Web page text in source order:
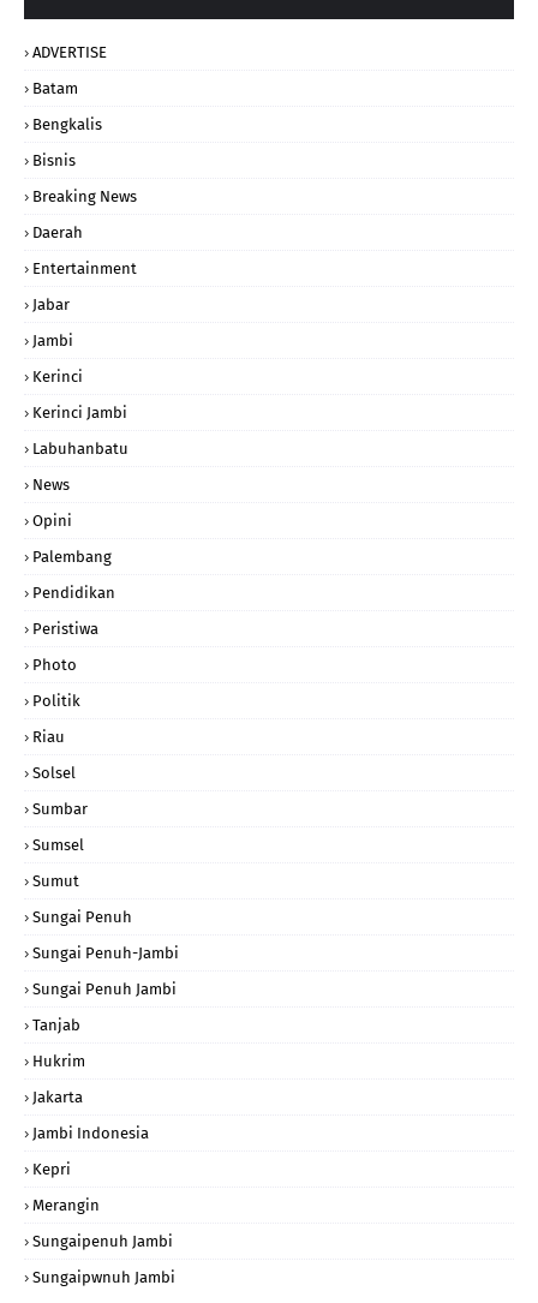
ADVERTISE
Batam
Bengkalis
Bisnis
Breaking News
Daerah
Entertainment
Jabar
Jambi
Kerinci
Kerinci Jambi
Labuhanbatu
News
Opini
Palembang
Pendidikan
Peristiwa
Photo
Politik
Riau
Solsel
Sumbar
Sumsel
Sumut
Sungai Penuh
Sungai Penuh-Jambi
Sungai Penuh Jambi
Tanjab
Hukrim
Jakarta
Jambi Indonesia
Kepri
Merangin
Sungaipenuh Jambi
Sungaipwnuh Jambi